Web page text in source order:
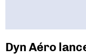
Dyn Aéro